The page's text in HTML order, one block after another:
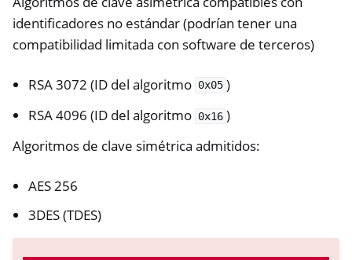
identificadores no estándar (podrían tener una
compatibilidad limitada con software de terceros)
RSA 3072 (ID del algoritmo 0x05 )
RSA 4096 (ID del algoritmo 0x16 )
Algoritmos de clave simétrica admitidos:
AES 256
3DES (TDES)